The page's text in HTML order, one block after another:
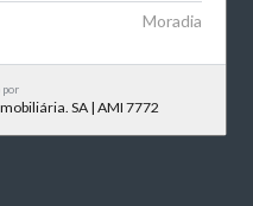
Moradia
por
SA | AMI 7772